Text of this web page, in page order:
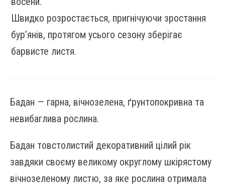
Швидко розростається, пригнічуючи зростання
бур’янів, протягом усього сезону зберігає
барвисте листя.
Бадан — гарна, вічнозелена, ґрунтопокривна та
невибаглива рослина.
Бадан товстолистий декоративний цілий рік
завдяки своєму великому округлому шкірястому
вічнозеленому листю, за яке рослина отримала